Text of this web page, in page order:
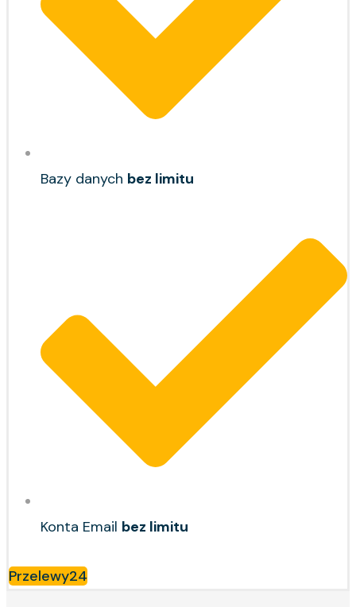
Bazy danych bez limitu
Konta Email bez limitu
Przelewy24